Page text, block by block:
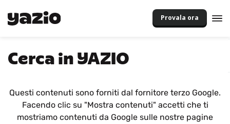
Provala ora
Cerca in YAZIO
Questi contenuti sono forniti dal fornitore terzo Google.
Facendo clic su "Mostra contenuti" accetti che ti
mostriamo contenuti da Google sulle nostre pagine